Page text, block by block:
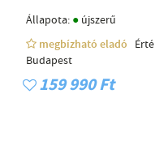
Állapota: ● újszerű
megbízható eladó
Budapest
159 990 Ft